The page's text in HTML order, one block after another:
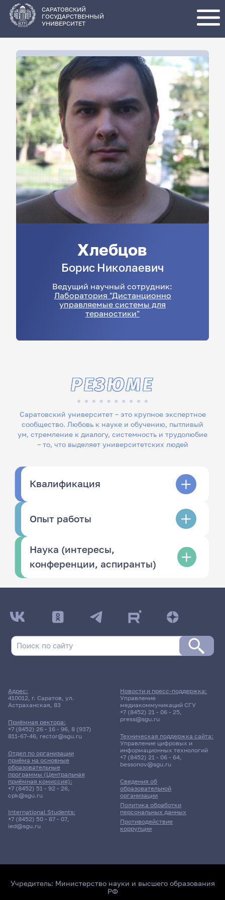
основному
содержанию
САРАТОВСКИЙ
ГОСУДАРСТВЕННЫЙ
УНИВЕРСИТЕТ
Хлебцов
Борис Николаевич
Ведущий научный сотрудник:
Лаборатория "Дистанционно
управляемые системы для
тераностики"
Саратовский университет – это крупное экспертное
сообщество. Любовь к науке и обучению, пытливый
ум, стремление к диалогу, системность и трудолюбие
– то, что выделяет университетских людей
РЕЗЮМЕ
Квалификация
Опыт работы
Наука (интересы,
конференции, аспиранты)
Адрес:
410012, г. Саратов, ул.
Астраханская, 83
Приёмная ректора:
+7 (8452) 26 - 16 - 96, 8 (937)
811-67-46, rector@sgu.ru
Отдел по организации
приёма на основные
образовательные
программы (Центральная
приёмная комиссия):
+7 (8452) 51 - 92 - 26,
cpk@sgu.ru
International Students:
+7 (8452) 50 - 87 - 07,
ied@sgu.ru
Сведения об
образовательной
организации
Политика обработки
персональных данных
Противодействие
коррупции
Новости и пресс-поддержка:
Управление
медиакоммуникаций СГУ
+7 (8452) 21 - 06 - 25,
press@sgu.ru
Техническая поддержка сайта:
Управление цифровых и
информационных технологий
+7 (8452) 21 - 06 - 64,
bessonov@sgu.ru
Учредитель: Министерство науки и высшего образования
РФ